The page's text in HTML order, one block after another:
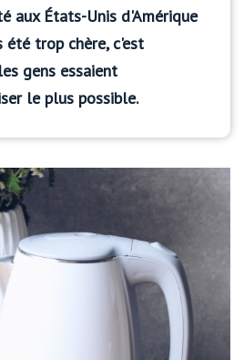
aux États-Unis d'Amérique
été trop chère, c'est
gens essaient
le plus possible.